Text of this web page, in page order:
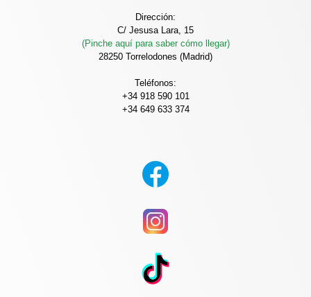
Dirección:
C/ Jesusa Lara, 15
(Pinche aquí para saber cómo llegar)
28250 Torrelodones (Madrid)
Teléfonos:
+34 918 590 101
+34 649 633 374